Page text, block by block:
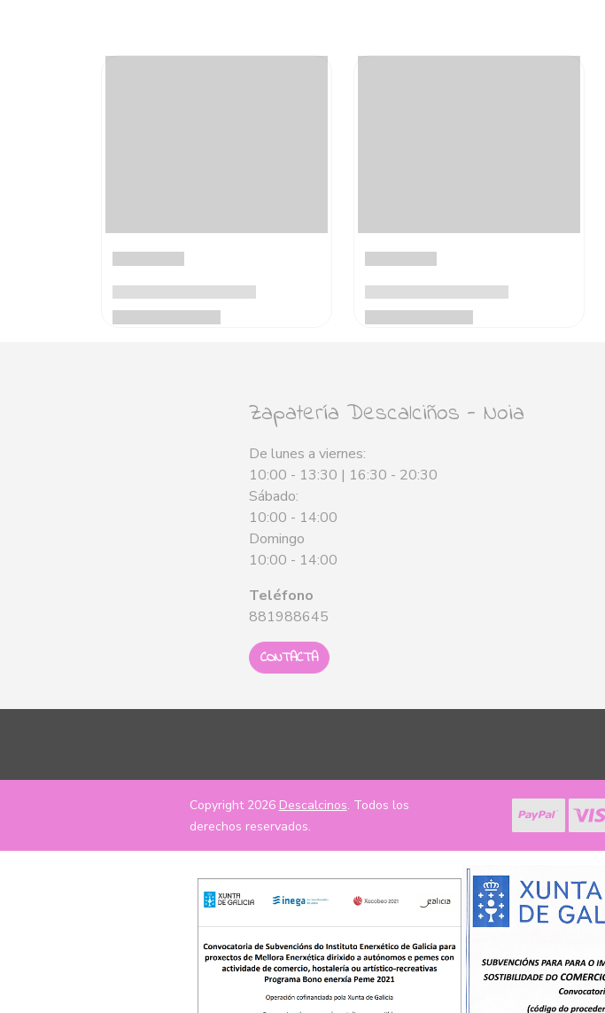
Zapatería Descalciños - Noia
De lunes a viernes:
10:00 - 13:30 | 16:30 - 20:30
Sábado:
10:00 - 14:00
Domingo
10:00 - 14:00
Teléfono
881988645
CONTACTA
Copyright 2026 Descalcinos. Todos los
derechos reservados.